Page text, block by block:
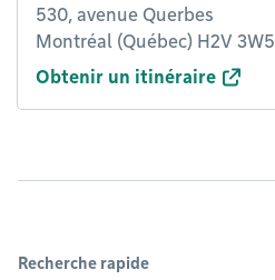
530, avenue Querbes
Montréal (Québec) H2V 3W5
Obtenir un itinéraire
Recherche rapide